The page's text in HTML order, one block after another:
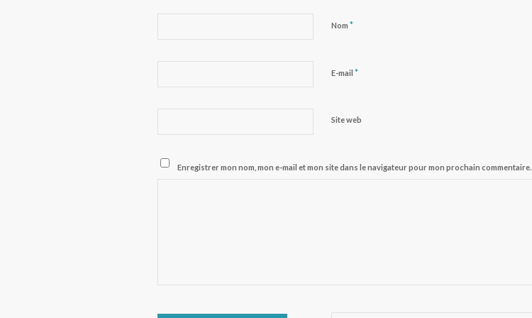
Nom *
E-mail *
Site web
Enregistrer mon nom, mon e-mail et mon site dans le navigateur pour mon prochain commentaire.